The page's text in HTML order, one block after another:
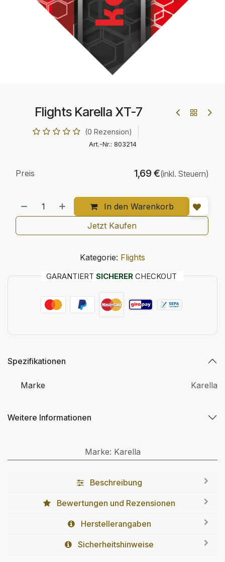
Flights Karella XT-7
(0 Rezension)
Art.-Nr.: 803214
In den Warenkorb
Preis 1,69€(inkl. Steuern)
Jetzt Kaufen
Kategorie: Flights
GARANTIERT SICHERER CHECKOUT
Spezifikationen
Marke Karella
Weitere Informationen
Marke: Karella
Beschreibung
Bewertungen und Rezensionen
Herstellerangaben
Sicherheitshinweise